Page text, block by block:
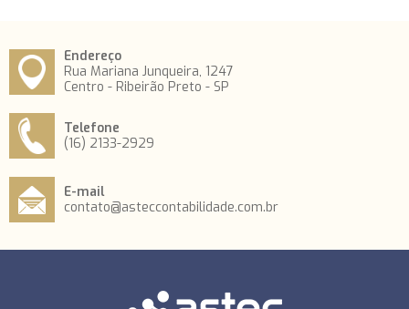
Endereço
Rua Mariana Junqueira, 1247
Centro - Ribeirão Preto - SP
Telefone
(16) 2133-2929
E-mail
contato@asteccontabilidade.com.br